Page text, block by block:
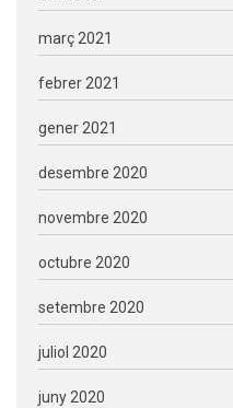
març 2021
febrer 2021
gener 2021
desembre 2020
novembre 2020
octubre 2020
setembre 2020
juliol 2020
juny 2020